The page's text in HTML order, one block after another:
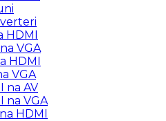
HDMI
VGA
HDMI
VGA
na AV
na VGA
HDMI